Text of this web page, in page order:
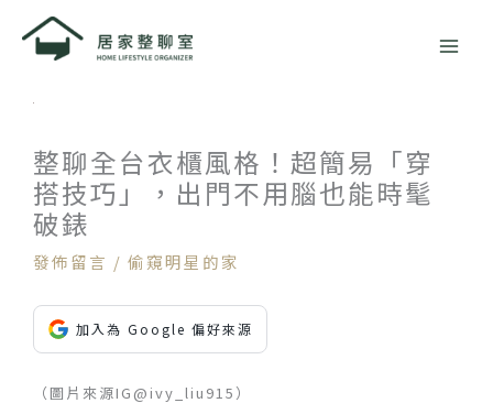
整聊全台衣櫃風格！超簡易「穿
搭技巧」，出門不用腦也能時髦
破錶
發佈留言 / 偷窺明星的家
加入為 Google 偏好來源
（圖片來源IG@ivy_liu915）